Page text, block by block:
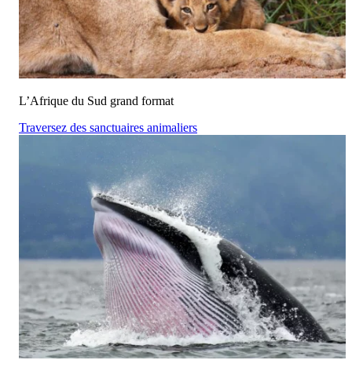
L’Afrique du Sud grand format
Traversez des sanctuaires animaliers